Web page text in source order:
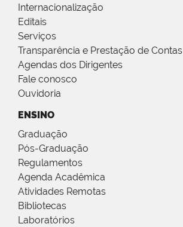
Internacionalização
Editais
Serviços
Transparência e Prestação de Contas
Agendas dos Dirigentes
Fale conosco
Ouvidoria
ENSINO
Graduação
Pós-Graduação
Regulamentos
Agenda Acadêmica
Atividades Remotas
Bibliotecas
Laboratórios